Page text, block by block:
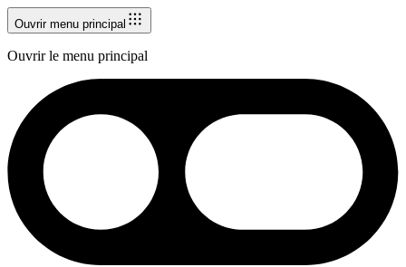
Ouvrir menu principal
Ouvrir le menu principal